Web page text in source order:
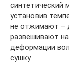
синтетический
установив
не отжимают –
развешивают
деформации
сушку.